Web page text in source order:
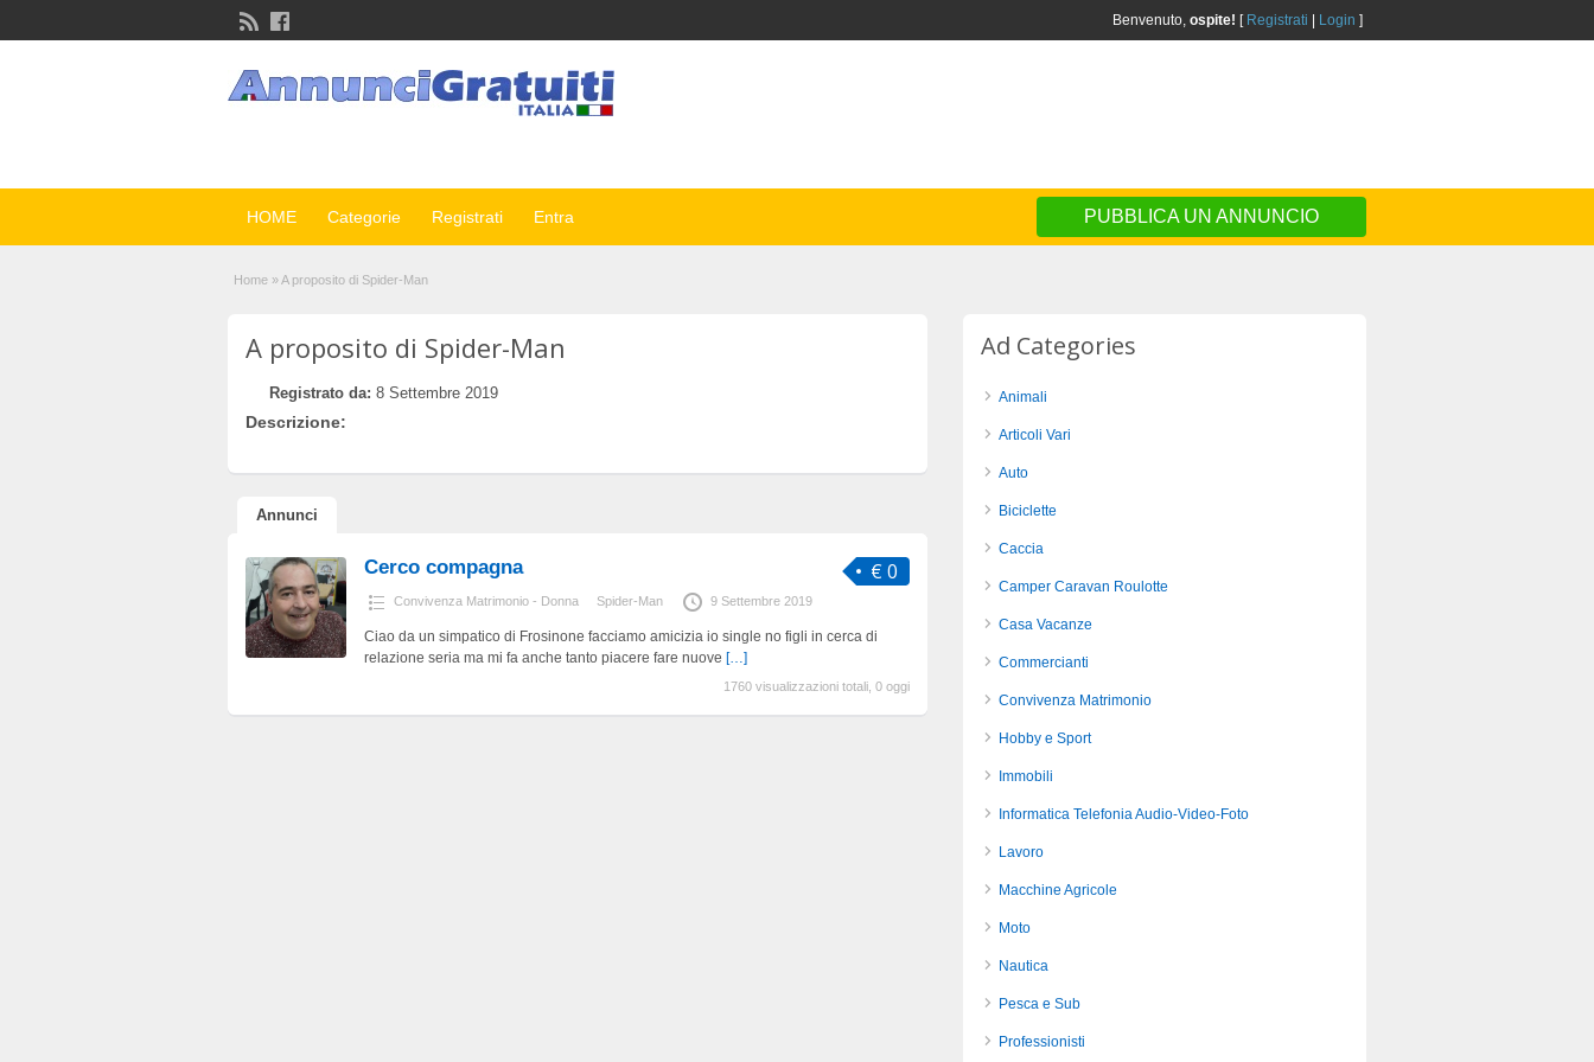
Benvenuto, ospite! [ Registrati Login ]
HOME Categorie Registrati Entra PUBBLICA UN ANNUNCIO
Home »A proposito di Spider-Man
A proposito di Spider-Man
Registrato da: 8 Settembre 2019
Descrizione:
Annunci
€ 0
Cerco compagna
Convivenza Matrimonio - Donna Spider-Man 9 Settembre 2019
Ciao da un simpatico di Frosinone facciamo amicizia io single no figli in cerca di
relazione seria ma mi fa anche tanto piacere fare nuove […]
1760 visualizzazioni totali, 0 oggi
Ad Categories
Animali
Articoli Vari
Auto
Biciclette
Caccia
Camper Caravan Roulotte
Casa Vacanze
Commercianti
Convivenza Matrimonio
Hobby e Sport
Immobili
Informatica Telefonia Audio-Video-Foto
Lavoro
Macchine Agricole
Moto
Nautica
Pesca e Sub
Professionisti